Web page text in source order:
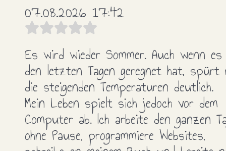
07.08.2026 17:42
Es wird wieder Sommer. Auch wenn
den letzten Tagen geregnet hat, spürt
die steigenden Temperaturen deutlich.
Mein Leben spielt sich jedoch vor dem
Computer ab. Ich arbeite den ganzen
ohne Pause, programmiere Websites,